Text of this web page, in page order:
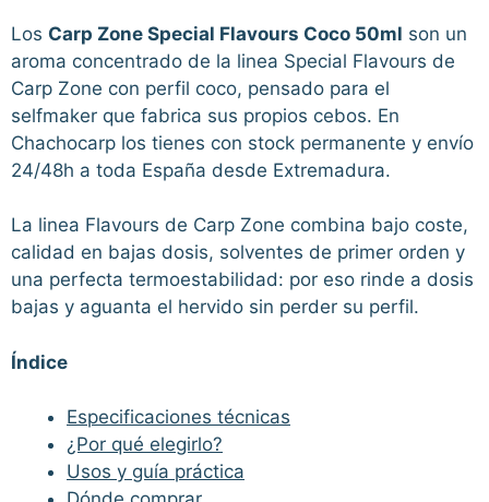
Los Carp Zone Special Flavours Coco 50ml son un
aroma concentrado de la linea Special Flavours de
Carp Zone con perfil coco, pensado para el
selfmaker que fabrica sus propios cebos. En
Chachocarp los tienes con stock permanente y envío
24/48h a toda España desde Extremadura.
La linea Flavours de Carp Zone combina bajo coste,
calidad en bajas dosis, solventes de primer orden y
una perfecta termoestabilidad: por eso rinde a dosis
bajas y aguanta el hervido sin perder su perfil.
Índice
Especificaciones técnicas
¿Por qué elegirlo?
Usos y guía práctica